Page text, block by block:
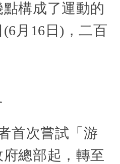
構成了運動的
月16日)，二百
首次嘗試「游
總部起，轉至